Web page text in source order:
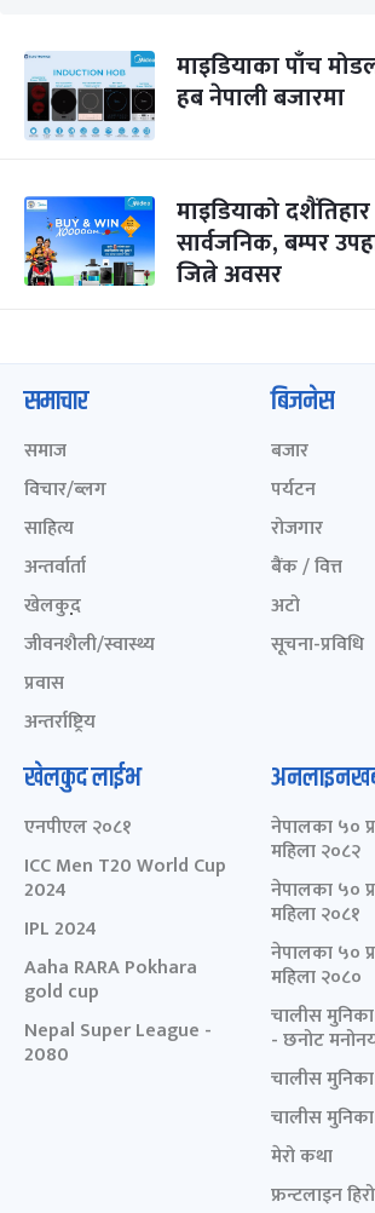
माइडियाका पाँच
हब नेपाली बजारमा
माइडियाको
सार्वजनिक, बम्पर
जित्ने अवसर
समाचार
समाज
विचार/ब्लग
साहित्य
अन्तर्वार्ता
खेलकुद़़
जीवनशैली/स्वास्थ्य
प्रवास
अन्तर्राष्ट्रिय
बिजनेस
बजार
पर्यटन
रोजगार
बैंक / वित्त
अटो
सूचना-प्रविधि
खेलकुद लाईभ
एनपीएल २०८१
ICC Men T20 World Cup
2024
IPL 2024
Aaha RARA Pokhara
gold cup
Nepal Super League -
2080
नेपालका ५०
महिला २०८२
नेपालका ५०
महिला २०८१
नेपालका ५०
महिला २०८०
चालीस
- छनोट
चालीस
चालीस
मेरो कथा
फ्रन्टलाइन